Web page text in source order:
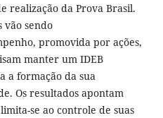
realização da Prova Brasil.
vão sendo
promovida por ações,
manter um IDEB
a formação da sua
Os resultados apontam
se ao controle de suas